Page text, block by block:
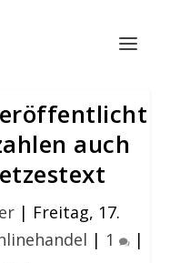
auch
| Freitag, 17.
| 1 |